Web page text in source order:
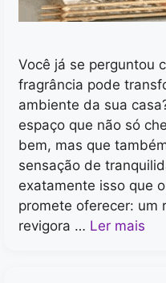
Você já se perguntou
fragrância pode
ambiente da sua
espaço que não só
bem, mas que
sensação de
exatamente isso que
promete oferecer: um
revigora … Ler mais